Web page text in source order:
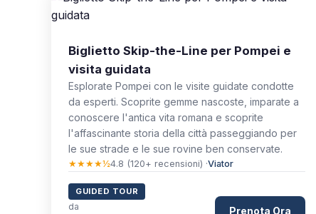
Biglietto Skip-the-Line per Pompei e
visita guidata
Esplorate Pompei con le visite guidate condotte
da esperti. Scoprite gemme nascoste, imparate a
conoscere l'antica vita romana e scoprite
l'affascinante storia della città passeggiando per
le sue strade e le sue rovine ben conservate.
★★★★½4.8 (120+ recensioni) ·Viator
GUIDED TOUR
da Prenota Ora